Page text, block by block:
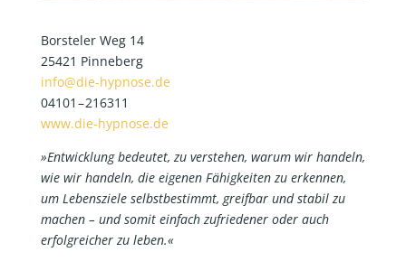
Bors­te­ler Weg 14
25421 Pin­ne­berg
info@die-hypnose.de
04101 – 216311
www.die-hypnose.de
»Ent­wick­lung bedeu­tet, zu ver­ste­hen, war­um wir han­deln,
wie wir han­deln, die eige­nen Fähig­kei­ten zu erken­nen,
um Lebens­zie­le selbst­be­stimmt, greif­bar und sta­bil zu
machen – und somit ein­fach zufrie­de­ner oder auch
erfolg­rei­cher zu leben.«